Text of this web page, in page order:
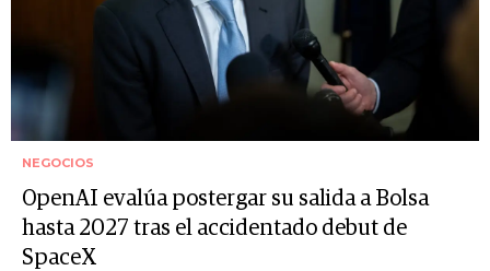
NEGOCIOS
OpenAI evalúa postergar su salida a Bolsa
hasta 2027 tras el accidentado debut de
SpaceX